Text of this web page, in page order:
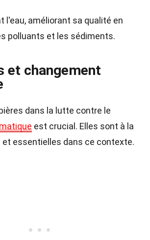
l'eau, améliorant sa qualité en
polluants et les sédiments.
et changement
dans la lutte contre le
est crucial. Elles sont à la
et essentielles dans ce contexte.